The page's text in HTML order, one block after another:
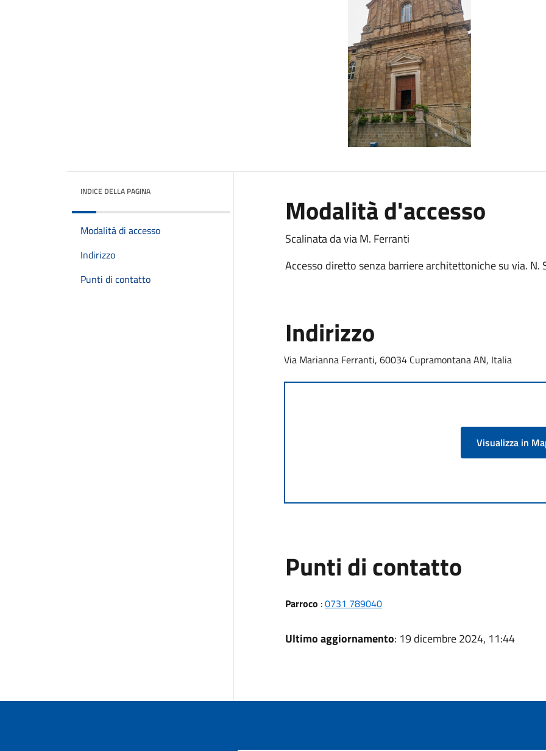
INDICE DELLA PAGINA
Modalità di accesso
Indirizzo
Punti di contatto
Modalità d'accesso
Scalinata da via M. Ferranti
Accesso diretto senza barriere architettoniche su via. N.
Indirizzo
Via Marianna Ferranti, 60034 Cupramontana AN, Italia
Visualizza in
Punti di contatto
Parroco :0731 789040
Ultimo aggiornamento: 19 dicembre 2024, 11:44